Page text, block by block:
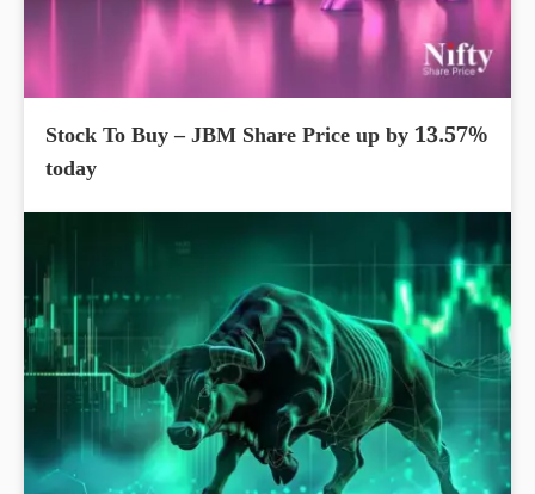
Stock To Buy – JBM Share Price up by 13.57%
today